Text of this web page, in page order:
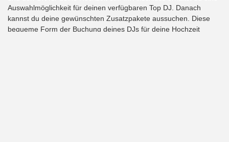
Auswahlmöglichkeit für deinen verfügbaren Top DJ. Danach
kannst du deine gewünschten Zusatzpakete aussuchen. Diese
bequeme Form der Buchung deines DJs für deine Hochzeit